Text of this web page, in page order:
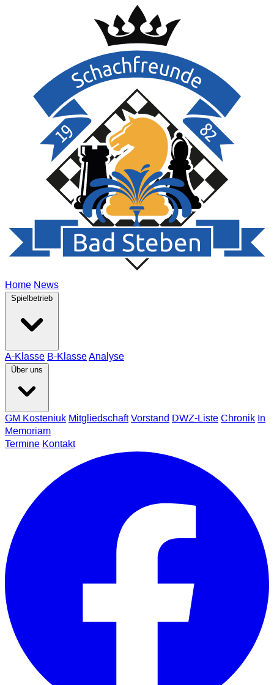
Home News
Spielbetrieb
A-Klasse B-KlasseAnalyse
Über uns
GM Kosteniuk Mitgliedschaft Vorstand DWZ-Liste Chronik In
Memoriam
Termine Kontakt